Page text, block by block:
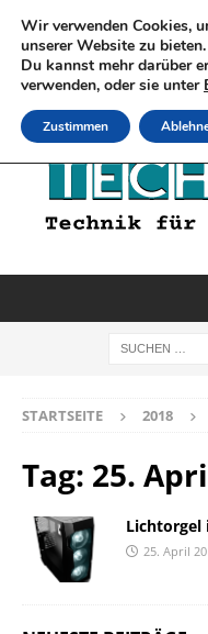
STARTSEITE 2018
Tag: 25.
Lichtorgel
25. April
Wir verwenden Cookies,
unserer Website zu bieten.
Du kannst mehr darüber
verwenden, oder sie unter
Zustimmen